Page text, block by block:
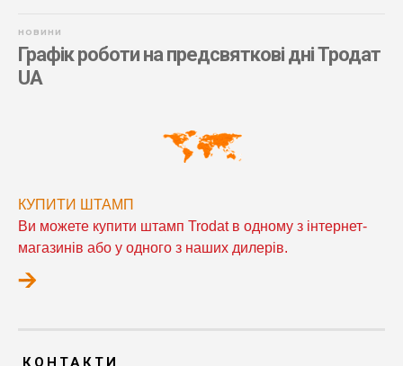
НОВИНИ
Графік роботи на предсвяткові дні Тродат
UA
КУПИТИ ШТАМП
Ви можете купити штамп Trodat в одному з інтернет-
магазинів або у одного з наших дилерів.
КОНТАКТИ